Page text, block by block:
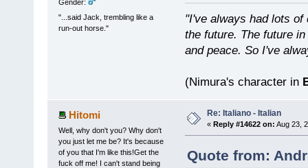
Gender:
"...said Jack, trembling like a
run-out horse."
"I've always had lots of
the future. The future
and peace. So I've
(Nimura's character in
Hitomi
Well, why don't you? Why don't
you just let me be? It's because
of you that I'm like this!Get the
fuck off me! I can't stand being
Re: Italiano - Italian
« Reply #14622 on: Aug 23,
Quote from: